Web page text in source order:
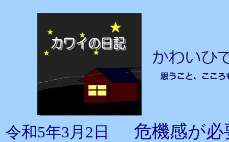
令和5年3月2日 危機感が